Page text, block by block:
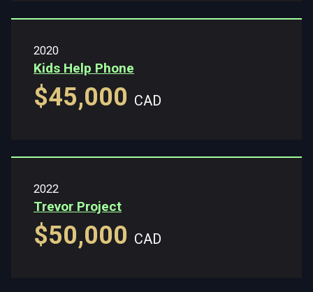
2020
Kids Help Phone
$45,000 CAD
2022
Trevor Project
$50,000 CAD